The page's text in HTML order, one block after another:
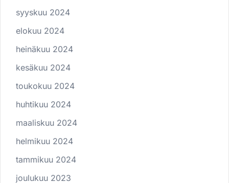
syyskuu 2024
elokuu 2024
heinäkuu 2024
kesäkuu 2024
toukokuu 2024
huhtikuu 2024
maaliskuu 2024
helmikuu 2024
tammikuu 2024
joulukuu 2023